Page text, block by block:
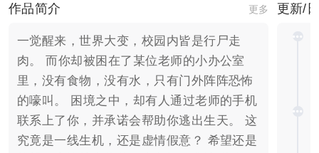
作品简介 更多
一觉醒来，世界大变，校园内皆是行尸走
肉。 而你却被困在了某位老师的小办公室
里，没有食物，没有水，只有门外阵阵恐怖
的嚎叫。 困境之中，却有人通过老师的手机
联系上了你，并承诺会帮助你逃出生天。 这
究竟是一线生机，还是虚情假意？ 希望还是
更新/